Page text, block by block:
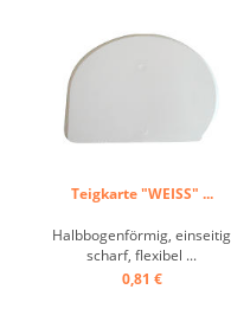
Teigkarte "WEISS" ...
Halbbogenförmig, einseitig
scharf, flexibel ...
0,81 €